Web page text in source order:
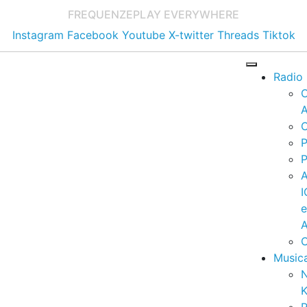
FREQUENZEPLAY EVERYWHERE
Instagram Facebook Youtube X-twitter Threads Tiktok
Radio
e